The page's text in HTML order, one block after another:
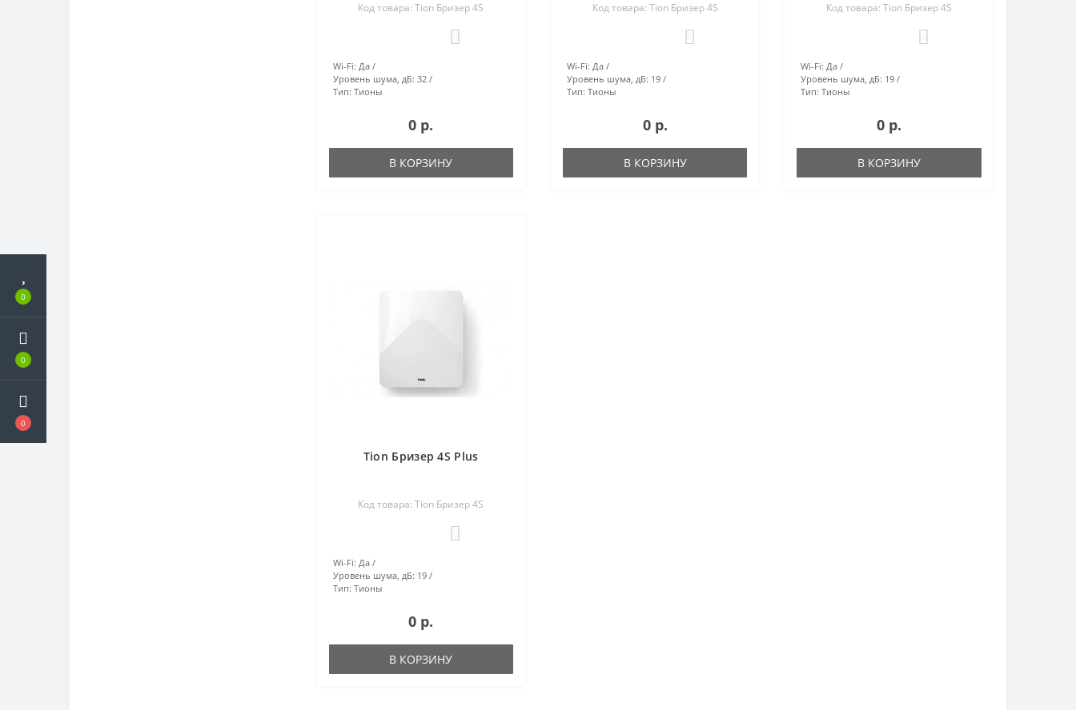
0
0
0
Код товара: Tion Бризер 4S
Wi-Fi: Да
Уровень шума, дБ: 32
Тип: Тионы
0 р.
В КОРЗИНУ
Код товара: Tion Бризер 4S
Wi-Fi: Да
Уровень шума, дБ: 19
Тип: Тионы
0 р.
В КОРЗИНУ
Код товара: Tion Бризер 4S
Wi-Fi: Да
Уровень шума, дБ: 19
Тип: Тионы
0 р.
В КОРЗИНУ
Tion Бризер 4S Plus
Код товара: Tion Бризер 4S
Wi-Fi: Да
Уровень шума, дБ: 19
Тип: Тионы
0 р.
В КОРЗИНУ